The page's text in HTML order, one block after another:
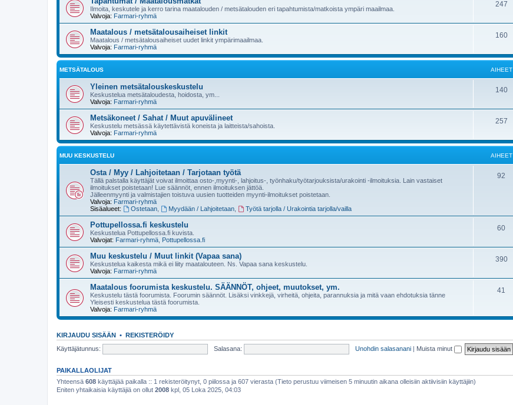
Ilmoita, keskutele ja kerro tarina maatalouden / metsätalouden eri tapahtumista/matkoista ympäri maailmaa.
Valvoja: Farmari-ryhmä
247
Maatalous / metsätalousaiheiset linkit
Maatalous / metsätalousaiheiset uudet linkit ympärimaailmaa.
Valvoja: Farmari-ryhmä
160
METSÄTALOUS AIHEET
Yleinen metsätalouskeskustelu
Keskustelua metsätaloudesta, hoidosta, ym...
Valvoja: Farmari-ryhmä
140
Metsäkoneet / Sahat / Muut apuvälineet
Keskustelu metsässä käytettävistä koneista ja laitteista/sahoista.
Valvoja: Farmari-ryhmä
257
MUU KESKUSTELU AIHEET
Osta / Myy / Lahjoitetaan / Tarjotaan työtä
Tällä palstalla käyttäjät voivat ilmoittaa osto-,myynti-, lahjoitus-, työnhaku/työtarjouksista/urakointi -ilmoituksia. Lain vastaiset
ilmoitukset poistetaan! Lue säännöt, ennen ilmoituksen jättöä.
Jälleenmyynti ja valmistajien toistuva uusien tuotteiden myynti-ilmoitukset poistetaan.
Valvoja: Farmari-ryhmä
Sisäalueet:
Ostetaan, Myydään / Lahjoitetaan, Työtä tarjolla / Urakointia tarjolla/vailla
92
Pottupellossa.fi keskustelu
Keskustelua Pottupellossa.fi kuvista.
Valvojat: Farmari-ryhmä Pottupellossa.fi
60
Muu keskustelu / Muut linkit (Vapaa sana)
Keskustelua kaikesta mikä ei liity maatalouteen. Ns. Vapaa sana keskustelu.
Valvoja: Farmari-ryhmä
390
Maatalous foorumista keskustelu. SÄÄNNÖT, ohjeet, muutokset, ym.
Keskustelu tästä foorumista. Foorumin säännöt. Lisäksi vinkkejä, virheitä, ohjeita, parannuksia ja mitä vaan ehdotuksia tänne
Yleisesti keskustelua tästä foorumista.
Valvoja: Farmari-ryhmä
41
KIRJAUDU SISÄÄN • REKISTERÖIDY
Käyttäjätunnus:
Salasana: Unohdin salasanani | Muista minut
PAIKALLAOLIJAT
Yhteensä 608 käyttäjää paikalla :: 1 rekisteröitynyt, 0 piilossa ja 607 vierasta (Tieto perustuu viimeisen 5 minuutin aikana olleisiin aktiivisiin käyttäjiin)
Eniten yhtaikaisia käyttäjiä on ollut 2008 kpl, 05 Loka 2025, 04:03